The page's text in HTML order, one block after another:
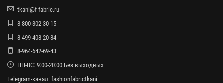
tkani@f-fabric.ru
8-800-302-30-15
8-499-408-20-84
8-964-642-69-43
ПН-ВС: 9:00-20:00 Без выходных
Telegram-канал: fashionfabrictkani